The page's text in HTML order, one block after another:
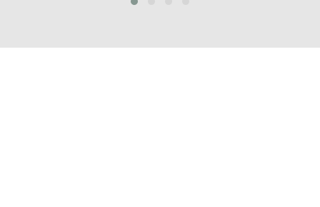
prev